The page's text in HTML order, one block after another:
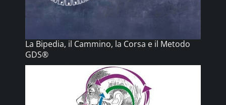
La Bipedia, il Cammino, la Corsa e il Metodo
GDS®